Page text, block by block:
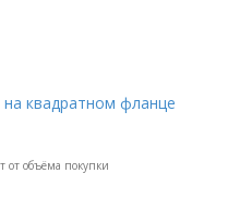
квадратном фланце
от объёма покупки